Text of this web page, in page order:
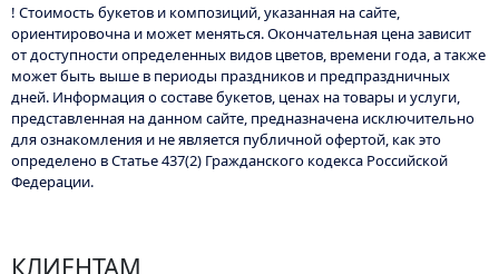
! Стоимость букетов и композиций, указанная на сайте,
ориентировочна и может меняться. Окончательная цена зависит
от доступности определенных видов цветов, времени года, а также
может быть выше в периоды праздников и предпраздничных
дней. Информация о составе букетов, ценах на товары и услуги,
представленная на данном сайте, предназначена исключительно
для ознакомления и не является публичной офертой, как это
определено в Статье 437(2) Гражданского кодекса Российской
Федерации.
КЛИЕНТАМ